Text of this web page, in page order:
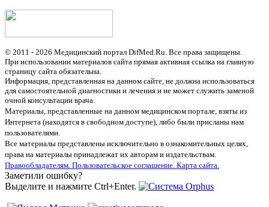
© 2011 - 2026 Медицинский портал DifMed.Ru. Все права защищены.
При использовании материалов сайта прямая активная ссылка на главную
страницу сайта обязательна.
Информация, представленная на данном сайте, не должна использоваться
для самостоятельной диагностики и лечения и не может служить заменой
очной консультации врача.
Материалы, представленные на данном медицинском портале, взяты из
Интернета (находятся в свободном доступе), либо были присланы нам
пользователями.
Все материалы представлены исключительно в ознакомительных целях,
права на материалы принадлежат их авторам и издательствам.
Правообладателям. Пользовательское соглашение. Карта сайта.
Заметили ошибку?
Выделите и нажмите Ctrl+Enter.